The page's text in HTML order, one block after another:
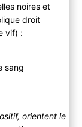
noires et
droit
vif) :
sang
orientent le